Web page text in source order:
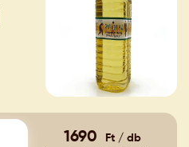
1690
Ft / db